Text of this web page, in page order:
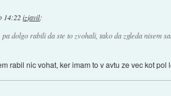
14:22 izjavil:
dolgo rabili da ste to zvohali, tako da zgleda nisem
rabil nic vohat, ker imam to v avtu ze vec kot pol